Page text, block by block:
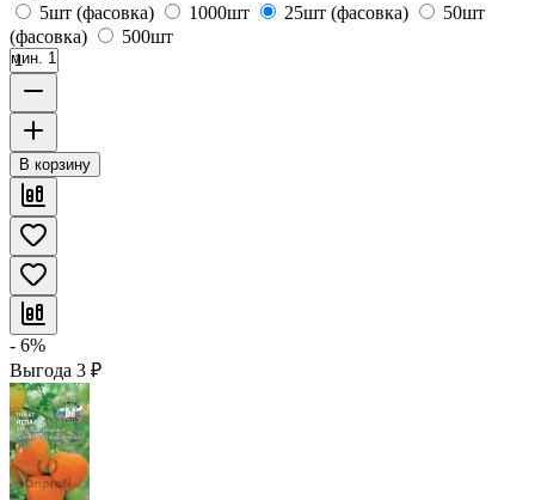
5шт (фасовка)
1000шт 25шт (фасовка)
50шт
(фасовка)
500шт
мин. 1
В корзину
- 6%
Выгода 3 ₽